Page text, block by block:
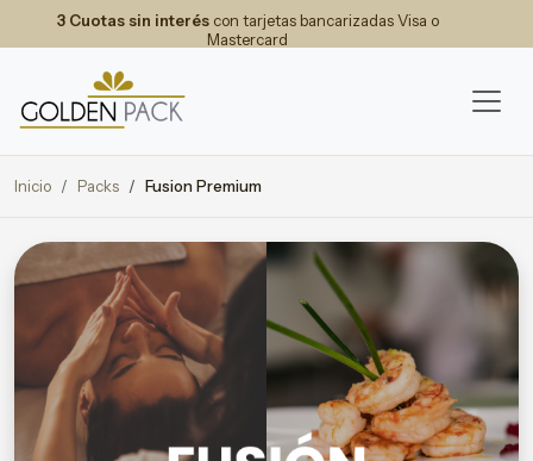
3 Cuotas sin interéscon tarjetas bancarizadas Visa o
Mastercard
Inicio Packs Fusion Premium